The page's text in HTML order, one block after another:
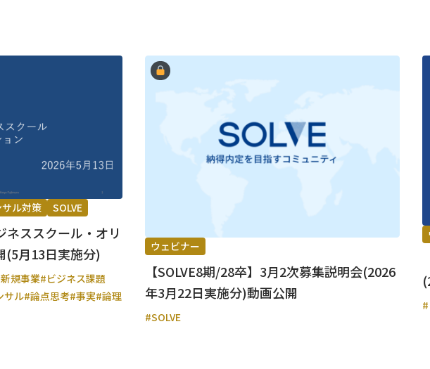
ル対策 SOLVE
ネススクール・オリ
(5月13日実施分)
規事業#ビジネス課題
サル#論点思考#事実#論理
ウェビナー
【SOLVE8期/28卒】3月2次募集説明会(2026
年3月22日実施分)動画公開
#SOLVE